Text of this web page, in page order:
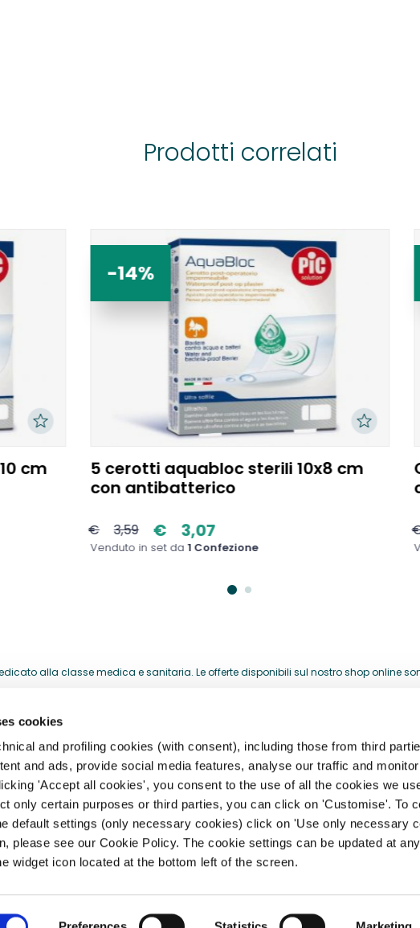
cookies
and profiling cookies (with consent), including those from third
and ads, provide social media features, analyse our traffic and
'Accept all cookies', you consent to the use of all the cookies we
only certain purposes or third parties, you can click on 'Customise'. To
default settings (only necessary cookies) click on 'Use only necessary
please see our Cookie Policy. The cookie settings can be updated at
widget icon located at the bottom left of the screen.
Prodotti correlati
cm
-14%
5 cerotti aquabloc sterili 10x8 cm
con antibatterico
€ 3,59 € 3,07
Venduto in set da1 Confezione
alla classe medica e sanitaria. Le offerte disponibili sul nostro shop online
ABOUT
La nostra storia
I nostri marchi
Contatti
Accessibilità
HELP CENTER
Registrazione, Profilo e
Spedizioni, Consegne e Resi
Pagamento e Fatturazione
- Partita IVA 14304560965